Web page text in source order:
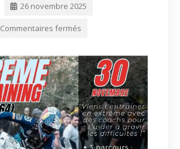
26 novembre 2025
Commentaires fermés